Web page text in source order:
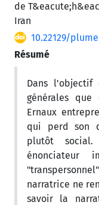
de
Iran
10.22129/
Résumé
Dans
générales
Ernaux
qui perd son
plutôt
énonciateur
narratrice ne
savoir la